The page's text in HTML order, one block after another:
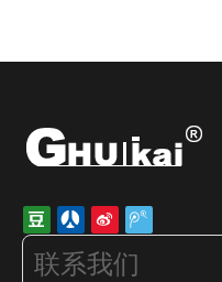
联系我们